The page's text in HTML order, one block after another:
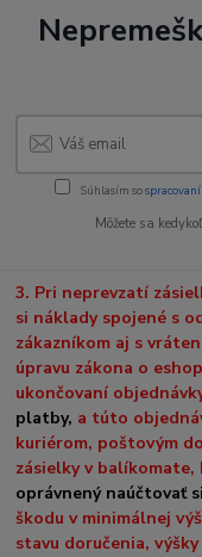
Súhlasím so
Môžete sa
3. Pri neprevzatí
si náklady spojené s
zákazníkom aj s
úpravu zákona o
ukončovaní
platby, a túto
kuriérom, poštovým
zásielky v
oprávnený naúčtovať
škodu v minimálnej
stavu doručenia,